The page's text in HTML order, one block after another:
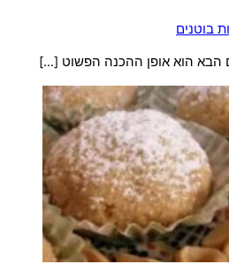
בוטנים
הבא הוא אופן ההכנה הפשוט […]